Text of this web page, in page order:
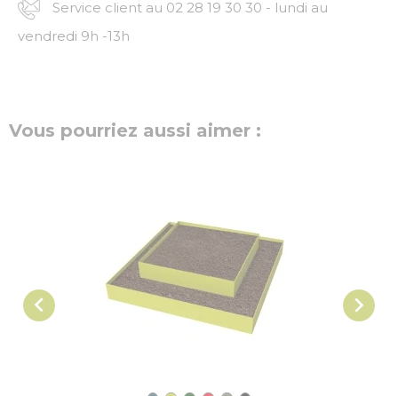
Service client au 02 28 19 30 30 - lundi au
vendredi 9h -13h
Vous pourriez aussi aimer :
 